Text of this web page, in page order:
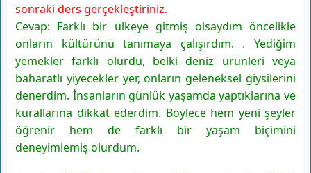
sonraki ders gerçekleştiriniz.
Cevap: Farklı bir ülkeye gitmiş olsaydım öncelikle
onların kültürünü tanımaya çalışırdım. . Yediğim
yemekler farklı olurdu, belki deniz ürünleri veya
baharatlı yiyecekler yer, onların geleneksel giysilerini
denerdim. İnsanların günlük yaşamda yaptıklarına ve
kurallarına dikkat ederdim. Böylece hem yeni şeyler
öğrenir hem de farklı bir yaşam biçimini
deneyimlemiş olurdum.